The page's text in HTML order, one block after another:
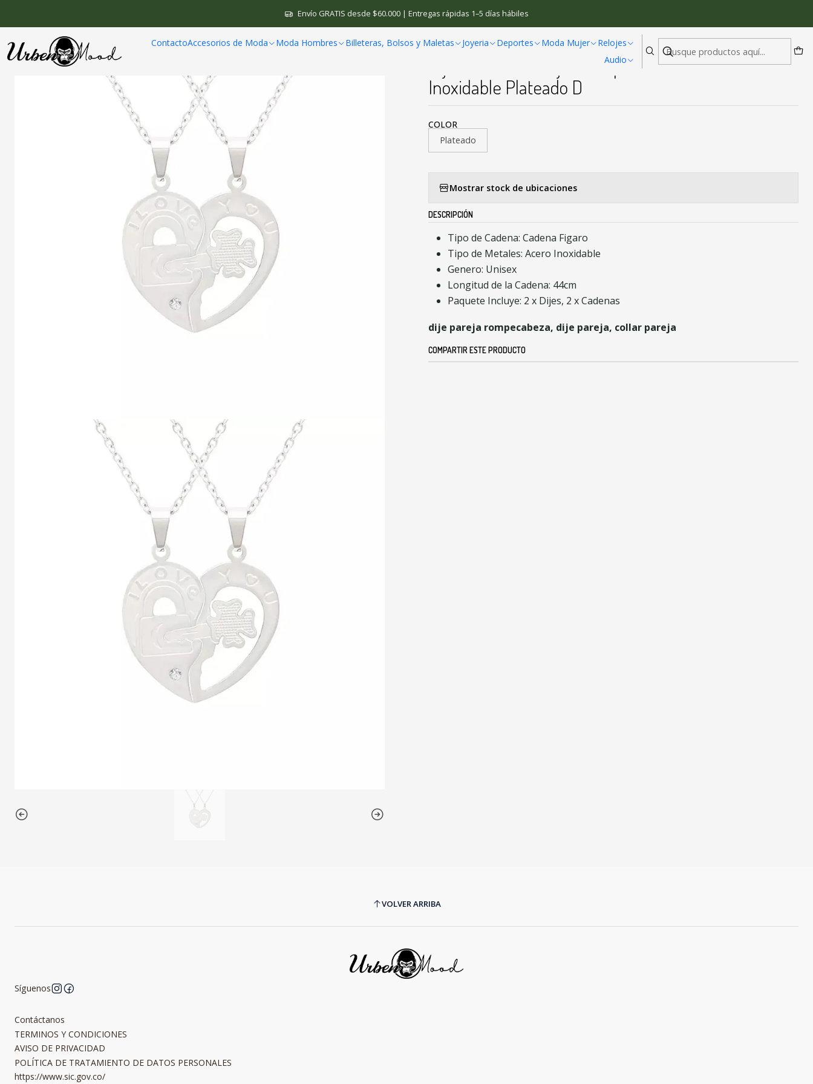
ContactoAccesorios de Moda Moda Hombres Billeteras, Bolsos y Maletas Joyeria Deportes Moda Mujer
Relojes
Audio
Envío GRATIS desde $60.000 | Entregas rápidas 1–5 días hábiles
Dijes Dijes Cadena Parejas Rompecabeza Acero Inoxidable Plateado D
Dijes Cadena Parejas Rompecabeza Acero
Inoxidable Plateado D
COLOR
Plateado
Mostrar stock de ubicaciones
DESCRIPCIÓN
Tipo de Cadena: Cadena Figaro
Tipo de Metales: Acero Inoxidable
Genero: Unisex
Longitud de la Cadena: 44cm
Paquete Incluye: 2 x Dijes, 2 x Cadenas
dije pareja rompecabeza, dije pareja, collar pareja
COMPARTIR ESTE PRODUCTO
VOLVER ARRIBA
Síguenos
Contáctanos
TERMINOS Y CONDICIONES
AVISO DE PRIVACIDAD
POLÍTICA DE TRATAMIENTO DE DATOS PERSONALES
https://www.sic.gov.co/